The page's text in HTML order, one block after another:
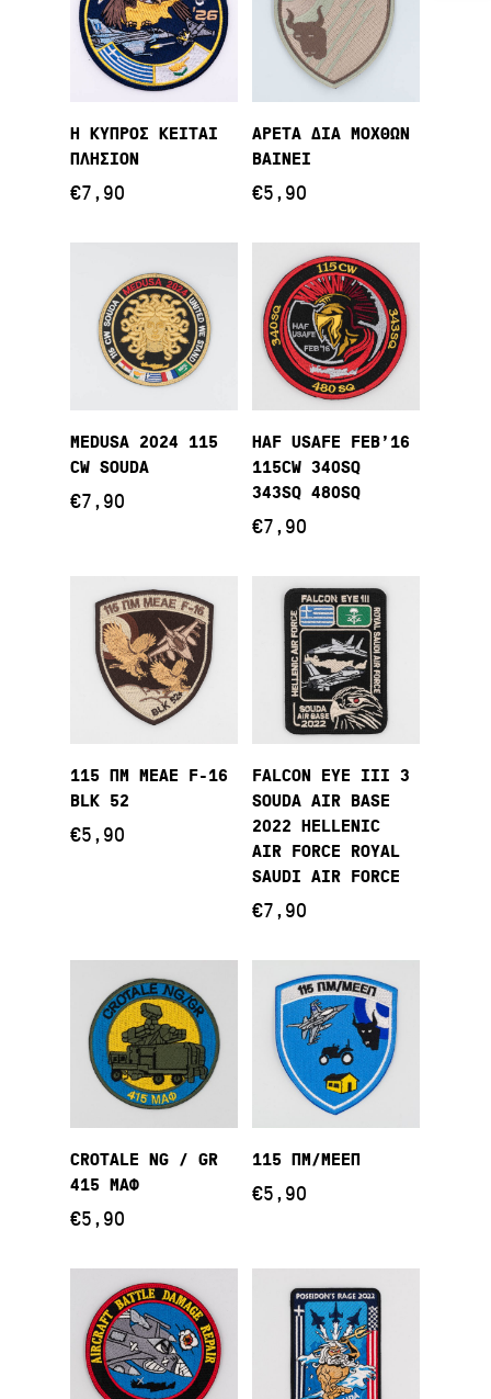
Προσθήκη Στο
Καλάθι
Η ΚΥΠΡΟΣ ΚΕΙΤΑΙ
ΠΛΗΣΙΟΝ
€7,90
Προσθήκη Στο
Καλάθι
ΑΡΕΤΑ ΔΙΑ ΜΟΧΘΩΝ
ΒΑΙΝΕΙ
€5,90
Προσθήκη Στο
Καλάθι
MEDUSA 2024 115
CW SOUDA
€7,90
Προσθήκη Στο
Καλάθι
HAF USAFE FEB’16
115CW 340SQ
343SQ 480SQ
€7,90
Προσθήκη Στο
Καλάθι
115 ΠΜ ΜΕΑΕ F-16
BLK 52
€5,90
Προσθήκη Στο
Καλάθι
FALCON EYE III 3
SOUDA AIR BASE
2022 HELLENIC
AIR FORCE ROYAL
SAUDI AIR FORCE
€7,90
Διαβάστε
Περισσότερα
CROTALE NG / GR
415 ΜΑΦ
€5,90
Προσθήκη Στο
115 ΠΜ/ΜΕΕΠ
€5,90